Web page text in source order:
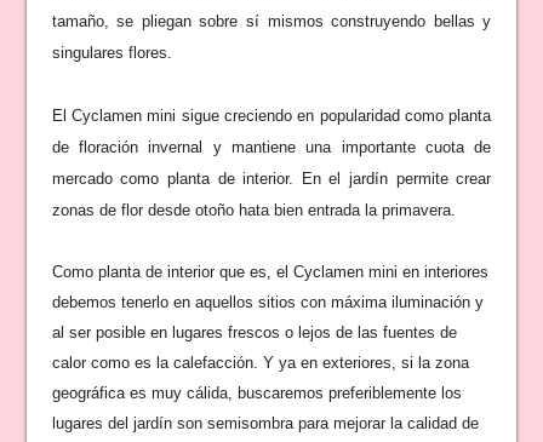
tamaño, se pliegan sobre sí mismos construyendo bellas y
singulares flores.
El Cyclamen mini sigue creciendo en popularidad como planta
de floración invernal y mantiene una importante cuota de
mercado como planta de interior. En el jardín permite crear
zonas de flor desde otoño hata bien entrada la primavera.
Como planta de interior que es, el Cyclamen mini en interiores
debemos tenerlo en aquellos sitios con máxima iluminación y
al ser posible en lugares frescos o lejos de las fuentes de
calor como es la calefacción. Y ya en exteriores, si la zona
geográfica es muy cálida, buscaremos preferiblemente los
lugares del jardín son semisombra para mejorar la calidad de